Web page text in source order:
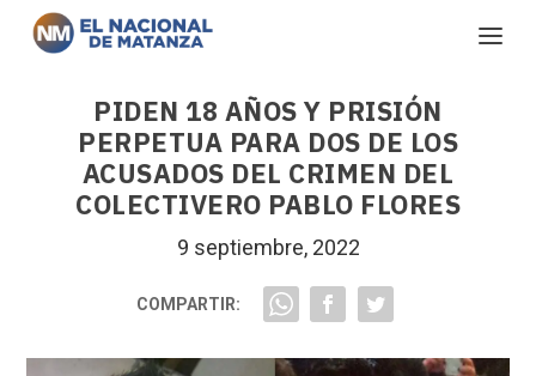
PIDEN 18 AÑOS Y PRISIÓN
PERPETUA PARA DOS DE LOS
ACUSADOS DEL CRIMEN DEL
COLECTIVERO PABLO FLORES
9 septiembre, 2022
COMPARTIR: